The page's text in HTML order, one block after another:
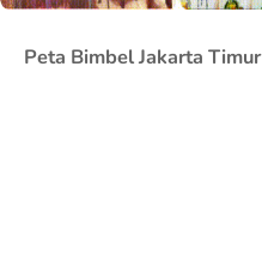
Peta Bimbel Jakarta Timur